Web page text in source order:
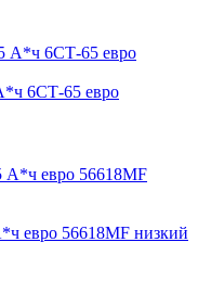
6СТ-65 евро
евро 56618MF низкий